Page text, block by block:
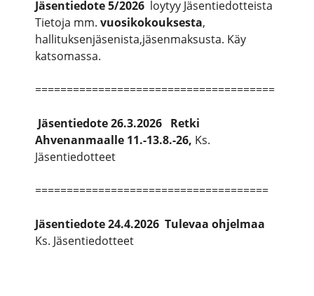
Jäsentiedote5/2026 loytyy Jäsentiedotteista
Tietoja mm. vuosikokouksesta,
hallituksenjäsenista,jäsenmaksusta. Käy
katsomassa.
======================================
Jäsentiedote 26.3.2026 Retki
Ahvenanmaalle 11.-13.8.-26, Ks.
Jäsentiedotteet
=====================================
Jäsentiedote 24.4.2026 Tulevaa ohjelmaa
Ks. Jäsentiedotteet